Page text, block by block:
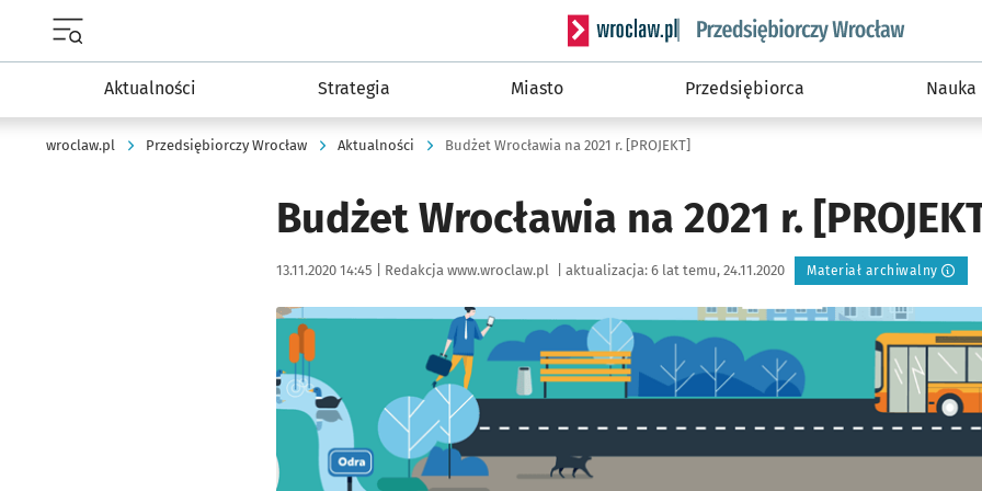
Serwis informacyjny wroclaw.pl podserwis:
Aktualności Strategia Miasto Przedsiębiorca Nauka
wroclaw.pl Przedsiębiorczy Wrocław Aktualności Budżet Wrocławia na 2021 r. [PROJEKT]
Budżet Wrocławia na 2021 r.
Data publikacji:
13.11.2020 14:45 | Autor:
Redakcja www.wroclaw.pl aktualizacja: 6 lat temu, 24.11.2020 Materiał archiwalny
Kliknij, aby powiększyć